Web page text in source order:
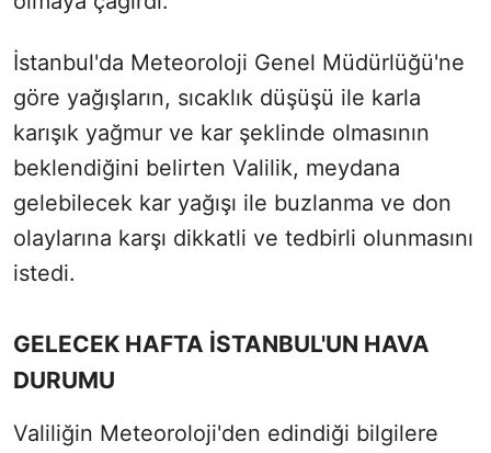
İstanbul'da Meteoroloji Genel Müdürlüğü'ne
göre yağışların, sıcaklık düşüşü ile karla
karışık yağmur ve kar şeklinde olmasının
beklendiğini belirten Valilik, meydana
gelebilecek kar yağışı ile buzlanma ve don
olaylarına karşı dikkatli ve tedbirli olunmasını
istedi.
GELECEK HAFTA İSTANBUL'UN HAVA
DURUMU
Valiliğin Meteoroloji'den edindiği bilgilere